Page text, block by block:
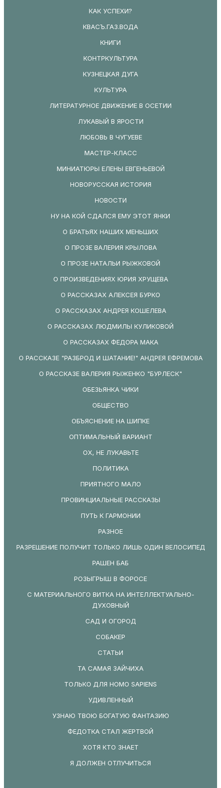
КАК УСПЕХИ?
КВАСЪ.ГАЗ.ВОДА
КНИГИ
КОНТРКУЛЬТУРА
КУЗНЕЦКАЯ ДУГА
КУЛЬТУРА
ЛИТЕРАТУРНОЕ ДВИЖЕНИЕ В ОСЕТИИ
ЛУКАВЫЙ В ЯРОСТИ
ЛЮБОВЬ В ЧУГУЕВЕ
МАСТЕР-КЛАСС
МИНИАТЮРЫ ЕЛЕНЫ ЕВГЕНЬЕВОЙ
НОВОРУССКАЯ ИСТОРИЯ
НОВОСТИ
НУ НА КОЙ СДАЛСЯ ЕМУ ЭТОТ ЯНКИ
О БРАТЬЯХ НАШИХ МЕНЬШИХ
О ПРОЗЕ ВАЛЕРИЯ КРЫЛОВА
О ПРОЗЕ НАТАЛЬИ РЫЖКОВОЙ
О ПРОИЗВЕДЕНИЯХ ЮРИЯ ХРУЩЕВА
О РАССКАЗАХ АЛЕКСЕЯ БУРКО
О РАССКАЗАХ АНДРЕЯ КОШЕЛЕВА
О РАССКАЗАХ ЛЮДМИЛЫ КУЛИКОВОЙ
О РАССКАЗАХ ФЕДОРА МАКА
О РАССКАЗЕ "РАЗБРОД И ШАТАНИЕ!" АНДРЕЯ ЕФРЕМОВА
О РАССКАЗЕ ВАЛЕРИЯ РЫЖЕНКО "БУРЛЕСК"
ОБЕЗЬЯНКА ЧИКИ
ОБЩЕСТВО
ОБЪЯСНЕНИЕ НА ШИПКЕ
ОПТИМАЛЬНЫЙ ВАРИАНТ
ОХ, НЕ ЛУКАВЬТЕ
ПОЛИТИКА
ПРИЯТНОГО МАЛО
ПРОВИНЦИАЛЬНЫЕ РАССКАЗЫ
ПУТЬ К ГАРМОНИИ
РАЗНОЕ
РАЗРЕШЕНИЕ ПОЛУЧИТ ТОЛЬКО ЛИШЬ ОДИН ВЕЛОСИПЕД
РАШЕН БАБ
РОЗЫГРЫШ В ФОРОСЕ
С МАТЕРИАЛЬНОГО ВИТКА НА ИНТЕЛЛЕКТУАЛЬНО-
ДУХОВНЫЙ
САД И ОГОРОД
СОБАКЕР
СТАТЬИ
ТА САМАЯ ЗАЙЧИХА
ТОЛЬКО ДЛЯ HOMO SAPIENS
УДИВЛЕННЫЙ
УЗНАЮ ТВОЮ БОГАТУЮ ФАНТАЗИЮ
ФЕДОТКА СТАЛ ЖЕРТВОЙ
ХОТЯ КТО ЗНАЕТ
Я ДОЛЖЕН ОТЛУЧИТЬСЯ